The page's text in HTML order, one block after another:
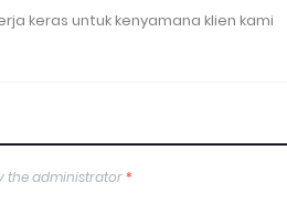
keras untuk kenyamana klien kami
the administrator*